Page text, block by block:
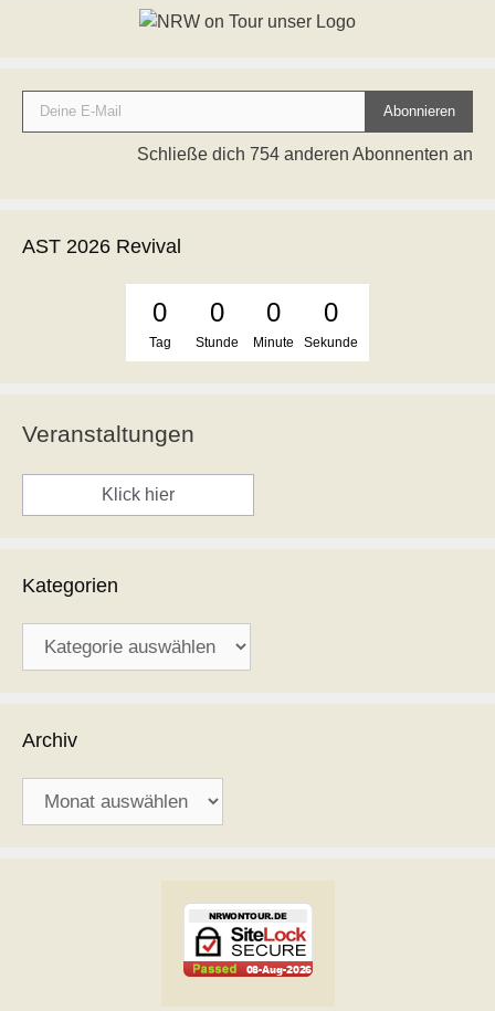
Deine E-Mail
Abonnieren
Schließe dich 754 anderen Abonnenten an
AST 2026 Revival
0
Tag
0
Stunde
0
Minute
0
Sekunde
Veranstaltungen
Klick hier
Kategorien
Kategorien
Archiv
Archiv